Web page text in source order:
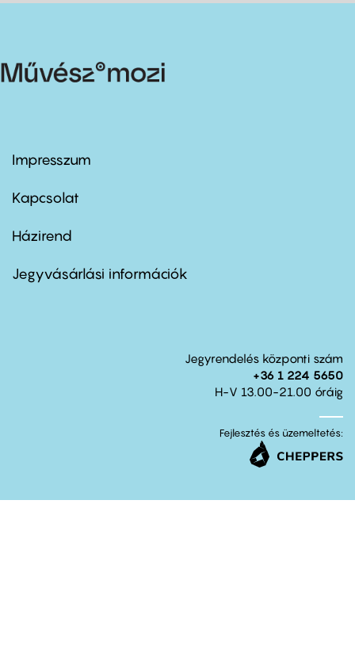
Footer
first
Impresszum
Kapcsolat
Footer
second
Házirend
Jegyvásárlási információk
Jegyrendelés központi szám
+36 1 224 5650
H-V 13.00-21.00 óráig
Fejlesztés és üzemeltetés: